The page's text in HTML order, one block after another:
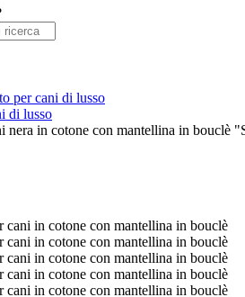
per cani di lusso
di lusso
nera in cotone con mantellina in bouclè